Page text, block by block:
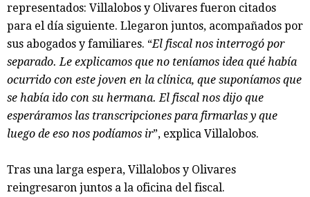
representados: Villalobos y Olivares fueron citados
para el día siguiente. Llegaron juntos, acompañados por
sus abogados y familiares. “El fiscal nos interrogó por
separado. Le explicamos que no teníamos idea qué había
ocurrido con este joven en la clínica, que suponíamos que
se había ido con su hermana. El fiscal nos dijo que
esperáramos las transcripciones para firmarlas y que
luego de eso nos podíamos ir”, explica Villalobos.
Tras una larga espera, Villalobos y Olivares
reingresaron juntos a la oficina del fiscal.